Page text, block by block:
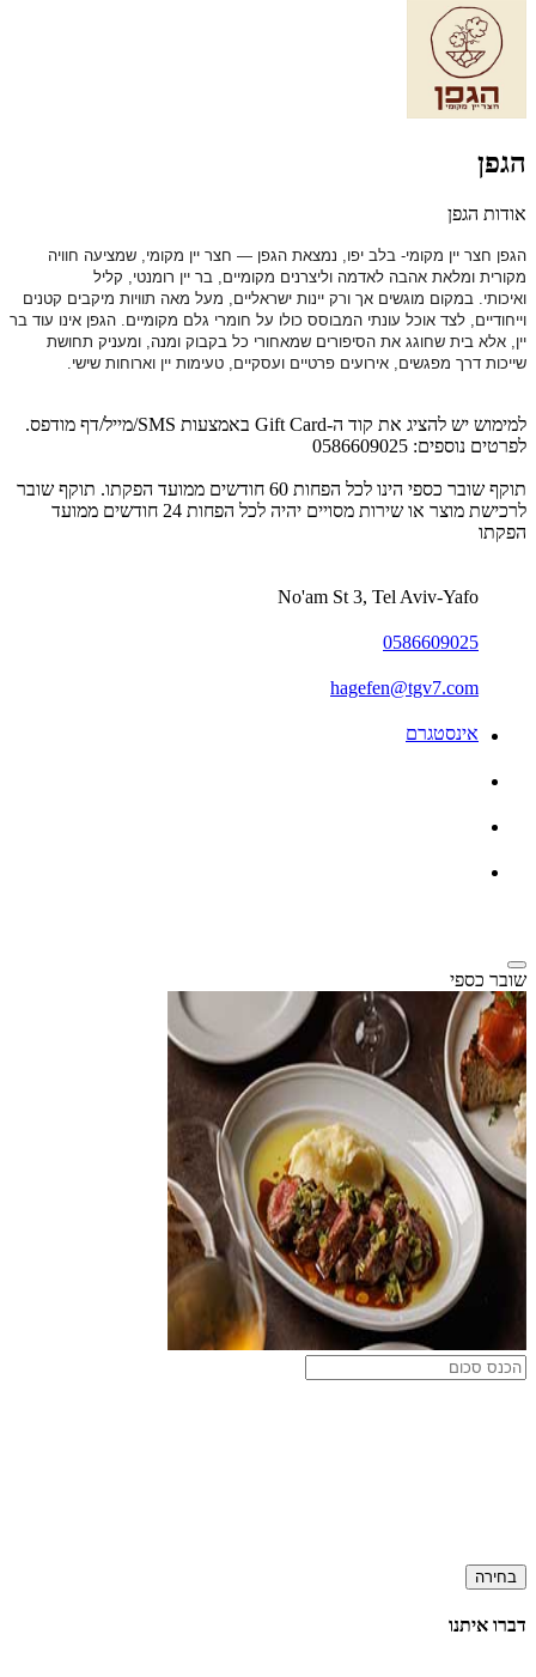
הגפן
אודות הגפן
הגפן חצר יין מקומי- בלב יפו, נמצאת הגפן — חצר יין מקומי, שמציעה חוויה
מקורית ומלאת אהבה לאדמה וליצרנים מקומיים, בר יין רומנטי, קליל
ואיכותי. במקום מוגשים אך ורק יינות ישראליים, מעל מאה תוויות מיקבים קטנים
וייחודיים, לצד אוכל עונתי המבוסס כולו על חומרי גלם מקומיים. הגפן אינו עוד בר
יין, אלא בית שחוגג את הסיפורים שמאחורי כל בקבוק ומנה, ומעניק תחושת
שייכות דרך מפגשים, אירועים פרטיים ועסקיים, טעימות יין וארוחות שישי.
למימוש יש להציג את קוד ה-Gift Card באמצעות SMS/מייל/דף מודפס.
לפרטים נוספים: 0586609025
תוקף שובר כספי הינו לכל הפחות 60 חודשים ממועד הפקתו. תוקף שובר
לרכישת מוצר או שירות מסויים יהיה לכל הפחות 24 חודשים ממועד
הפקתו
No'am St 3, Tel Aviv-Yafo
0586609025
hagefen@tgv7.com
אינסטגרם
שובר כספי
בחירה
דברו איתנו